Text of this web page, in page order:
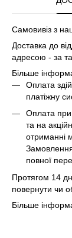
Самовивіз з
Доставка до
адресою - за
Більше
Оплата
платіжну
Оплата при
та на
отриманні
повної
Протягом 14
повернути чи
Більше